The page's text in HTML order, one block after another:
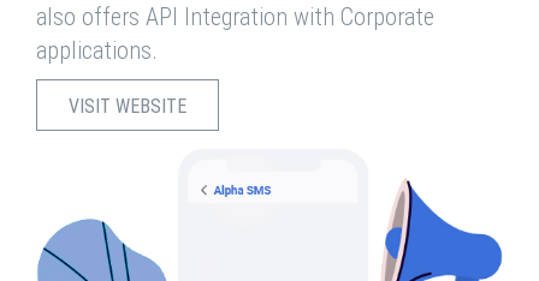
also offers API Integration with Corporate
applications.
VISIT WEBSITE